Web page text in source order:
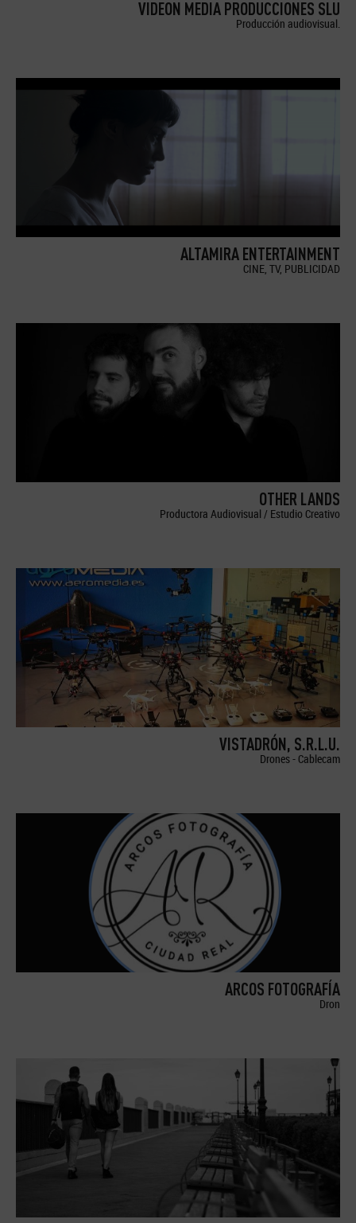
VIDEON MEDIA PRODUCCIONES SLU
Producción audiovisual.
ALTAMIRA ENTERTAINMENT
CINE, TV, PUBLICIDAD
OTHER LANDS
Productora Audiovisual / Estudio Creativo
VISTADRÓN, S.R.L.U.
Drones - Cablecam
ARCOS FOTOGRAFÍA
Dron